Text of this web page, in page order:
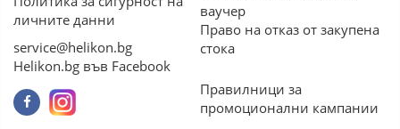
личните данни
service@helikon.bg
Helikon.bg във Facebook
ваучер
Право на отказ от закупена
стока
Правилници за
промоционални кампании